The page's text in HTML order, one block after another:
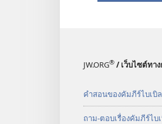
JW.ORG® / เว็บไซต์ทา
คำสอนของคัมภีร์ไบเบิล
ถาม-ตอบเรื่องคัมภีร์ไบ